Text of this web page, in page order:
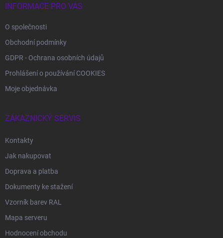
INFORMACE PRO VÁS
O společnosti
Obchodní podmínky
GDPR - Ochrana osobních údajů
Prohlášení o používání COOKIES
Moje objednávka
ZÁKAZNICKÝ SERVIS
Kontakty
Jak nakupovat
Doprava a platba
Dokumenty ke stažení
Vzorník barev RAL
Mapa serveru
Hodnocení obchodu